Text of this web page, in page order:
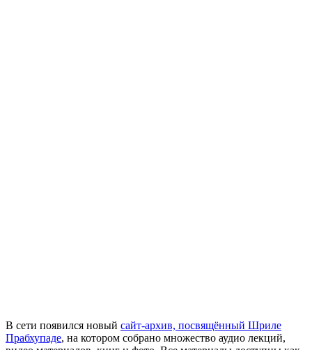
В сети появился новый сайт-архив, посвящённый Шриле
Прабхупаде, на котором собрано множество аудио лекций,